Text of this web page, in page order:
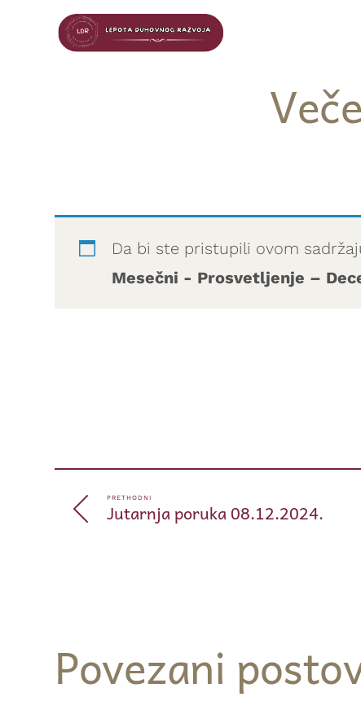
Da bi ste pristupili ovom
Mesečni - Prosvetljenje –
PRETHODNI
Jutarnja poruka 08.12.2024.
Povezani